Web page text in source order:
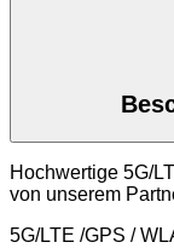
Hochwertige 5G/
von unserem
5G/LTE /GPS /